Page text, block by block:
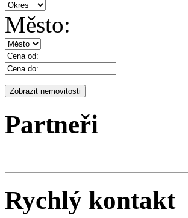
Město:
Partneři
Rychlý kontakt